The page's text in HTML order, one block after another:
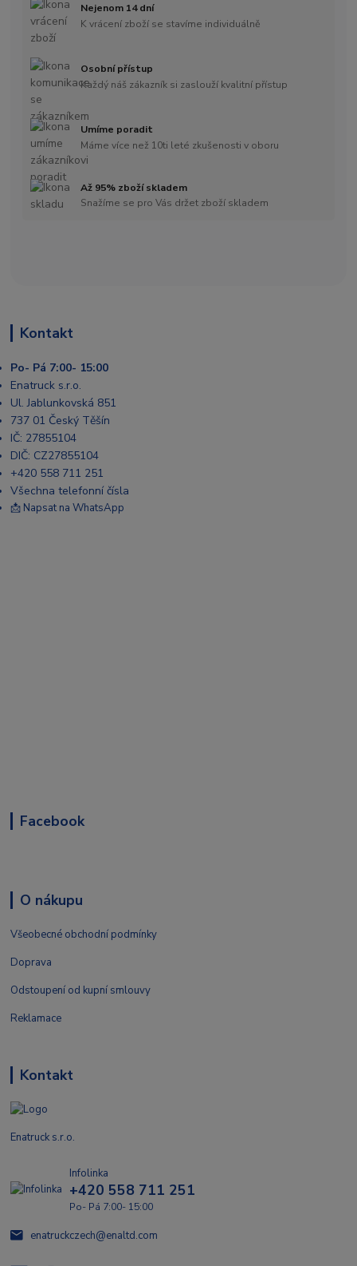
Nejenom 14 dní
K vrácení zboží se stavíme individuálně
Osobní přístup
Každý náš zákazník si zaslouží kvalitní přístup
Umíme poradit
Máme více než 10ti leté zkušenosti v oboru
Až 95% zboží skladem
Snažíme se pro Vás držet zboží skladem
Kontakt
Po- Pá 7:00- 15:00
Enatruck s.r.o.
Ul. Jablunkovská 851
737 01 Český Těšín
IČ: 27855104
DIČ: CZ27855104
+420 558 711 251
Všechna telefonní čísla
📩 Napsat na WhatsApp
Facebook
O nákupu
Všeobecné obchodní podmínky
Doprava
Odstoupení od kupní smlouvy
Reklamace
Kontakt
Enatruck s.r.o.
Infolinka
+420 558 711 251
Po- Pá 7:00- 15:00
enatruckczech@enaltd.com